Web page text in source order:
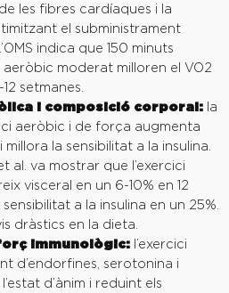
les fibres cardíaques i la
el subministrament
indica que 150 minuts
aeròbic moderat milloren el VO2
setmanes.
i composició corporal: la
aeròbic i de força augmenta
millora la sensibilitat a la insulina.
al. va mostrar que l’exercici
visceral en un 6-10% en 12
a la insulina en un 25%.
dràstics en la dieta.
immunològic: l’exercici
d’endorfines, serotonina i
d’ànim i reduint els